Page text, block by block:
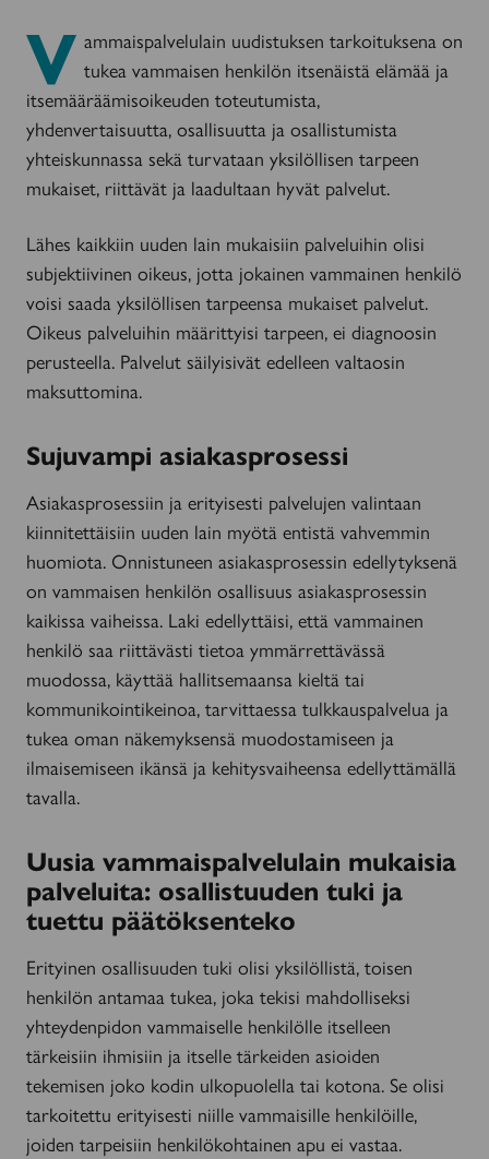
V ammaispalvelulain uudistuksen tarkoituksena on
tukea vammaisen henkilön itsenäistä elämää ja
itsemääräämisoikeuden toteutumista,
yhdenvertaisuutta, osallisuutta ja osallistumista
yhteiskunnassa sekä turvataan yksilöllisen tarpeen
mukaiset, riittävät ja laadultaan hyvät palvelut.
Lähes kaikkiin uuden lain mukaisiin palveluihin olisi
subjektiivinen oikeus, jotta jokainen vammainen henkilö
voisi saada yksilöllisen tarpeensa mukaiset palvelut.
Oikeus palveluihin määrittyisi tarpeen, ei diagnoosin
perusteella. Palvelut säilyisivät edelleen valtaosin
maksuttomina.
Sujuvampi asiakasprosessi
Asiakasprosessiin ja erityisesti palvelujen valintaan
kiinnitettäisiin uuden lain myötä entistä vahvemmin
huomiota. Onnistuneen asiakasprosessin edellytyksenä
on vammaisen henkilön osallisuus asiakasprosessin
kaikissa vaiheissa. Laki edellyttäisi, että vammainen
henkilö saa riittävästi tietoa ymmärrettävässä
muodossa, käyttää hallitsemaansa kieltä tai
kommunikointikeinoa, tarvittaessa tulkkauspalvelua ja
tukea oman näkemyksensä muodostamiseen ja
ilmaisemiseen ikänsä ja kehitysvaiheensa edellyttämällä
tavalla.
Uusia vammaispalvelulain mukaisia
palveluita: osallistuuden tuki ja
tuettu päätöksenteko
Erityinen osallisuuden tuki olisi yksilöllistä, toisen
henkilön antamaa tukea, joka tekisi mahdolliseksi
yhteydenpidon vammaiselle henkilölle itselleen
tärkeisiin ihmisiin ja itselle tärkeiden asioiden
tekemisen joko kodin ulkopuolella tai kotona. Se olisi
tarkoitettu erityisesti niille vammaisille henkilöille,
joiden tarpeisiin henkilökohtainen apu ei vastaa.